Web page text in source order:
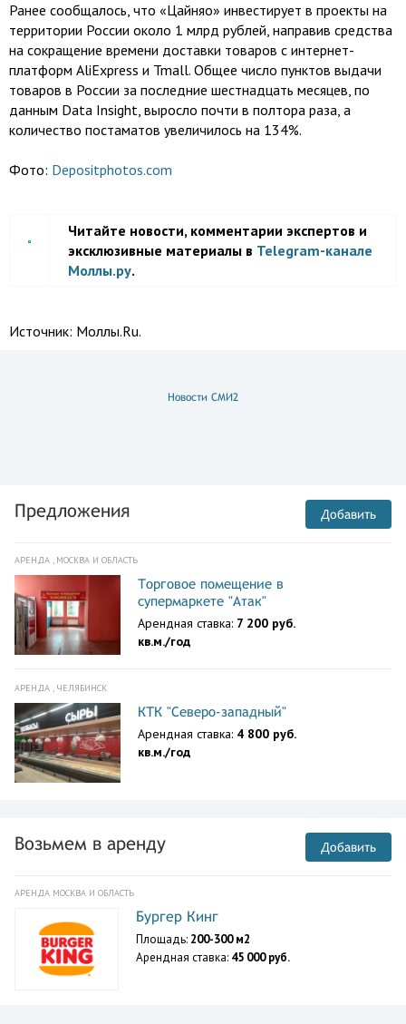
Ранее сообщалось, что «Цайняо» инвестирует в проекты на
территории России около 1 млрд рублей, направив средства
на сокращение времени доставки товаров с интернет-
платформ AliExpress и Tmall. Общее число пунктов выдачи
товаров в России за последние шестнадцать месяцев, по
данным Data Insight, выросло почти в полтора раза, а
количество постаматов увеличилось на 134%.
Фото: Depositphotos.com
Читайте новости, комментарии экспертов и
эксклюзивные материалы в Telegram-канале
Моллы.ру.
Источник: Моллы.Ru.
Новости СМИ2
Предложения Добавить
АРЕНДА , МОСКВА И ОБЛАСТЬ
Торговое помещение в
супермаркете "Атак"
Арендная ставка: 7 200 руб.
кв.м./год
АРЕНДА , ЧЕЛЯБИНСК
КТК "Северо-западный"
Арендная ставка: 4 800 руб.
кв.м./год
Возьмем в аренду Добавить
АРЕНДА МОСКВА И ОБЛАСТЬ
Бургер Кинг
Площадь: 200-300 м2
Арендная ставка: 45 000 руб.